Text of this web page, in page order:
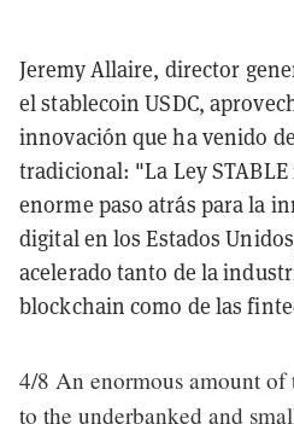
Jeremy Allaire, director
el stablecoin USDC,
innovación que ha venido
tradicional: "La Ley
enorme paso atrás para la
digital en los Estados
acelerado tanto de la
blockchain como de las
4/8 An enormous amount
to the underbanked and